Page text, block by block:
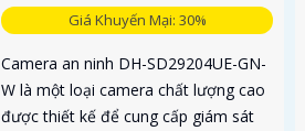
Giá Khuyến Mại: 30%
Camera an ninh DH-SD29204UE-GN-
W là một loại camera chất lượng cao
được thiết kế để cung cấp giám sát